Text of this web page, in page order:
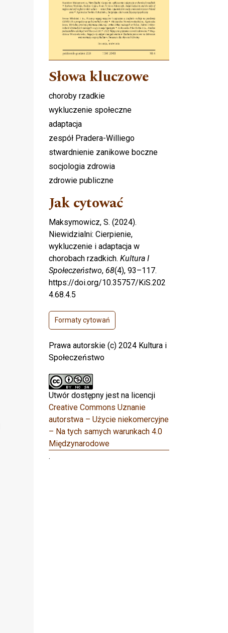
Słowa kluczowe
choroby rzadkie
wykluczenie społeczne
adaptacja
zespół Pradera-Williego
stwardnienie zanikowe boczne
socjologia zdrowia
zdrowie publiczne
Jak cytować
Maksymowicz, S. (2024).
Niewidzialni: Cierpienie,
wykluczenie i adaptacja w
chorobach rzadkich. Kultura I
Społeczeństwo, 68(4), 93–117.
https://doi.org/10.35757/KiS.202
4.68.4.5
Formaty cytowań
Prawa autorskie (c) 2024 Kultura i
Społeczeństwo
Utwór dostępny jest na licencji
Creative Commons Uznanie
autorstwa – Użycie niekomercyjne
– Na tych samych warunkach 4.0
Międzynarodowe
.